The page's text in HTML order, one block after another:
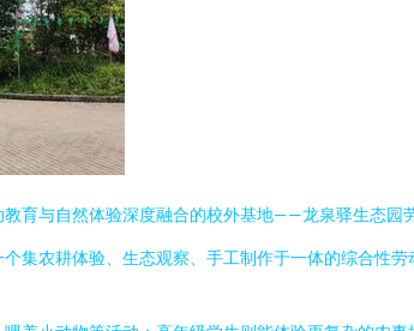
育与自然体验深度融合的校外基地——龙泉驿生态园
集农耕体验、生态观察、手工制作于一体的综合性